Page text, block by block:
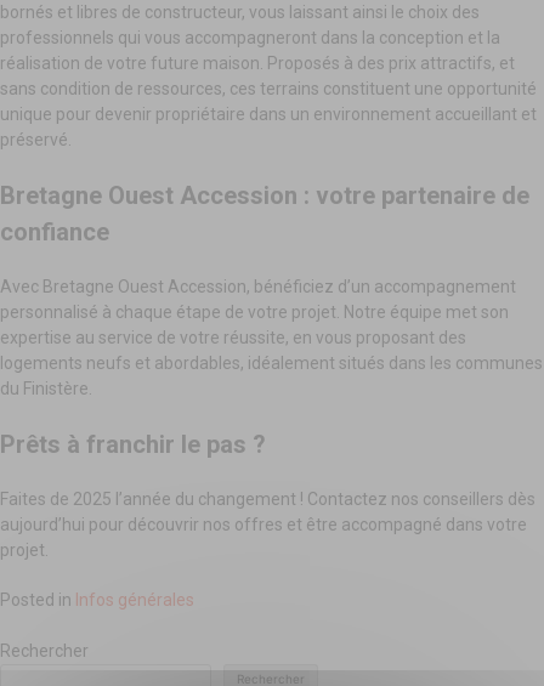
bornés et libres de constructeur, vous laissant ainsi le choix des
professionnels qui vous accompagneront dans la conception et la
réalisation de votre future maison. Proposés à des prix attractifs, et
sans condition de ressources, ces terrains constituent une opportunité
unique pour devenir propriétaire dans un environnement accueillant et
préservé.
Bretagne Ouest Accession : votre partenaire de
confiance
Avec Bretagne Ouest Accession, bénéficiez d’un accompagnement
personnalisé à chaque étape de votre projet. Notre équipe met son
expertise au service de votre réussite, en vous proposant des
logements neufs et abordables, idéalement situés dans les communes
du Finistère.
Prêts à franchir le pas ?
Faites de 2025 l’année du changement ! Contactez nos conseillers dès
aujourd’hui pour découvrir nos offres et être accompagné dans votre
projet.
Posted in Infos générales
Rechercher
Rechercher